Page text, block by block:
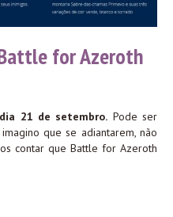
for Azeroth
21 de setembro. Pode ser
que se adiantarem, não
contar que Battle for Azeroth